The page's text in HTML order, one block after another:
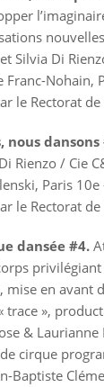
Silvia Di
Franc-Nohain,
le Rectorat de
nous dansons
Rienzo / Cie
Paris 10e
le Rectorat de
dansée #4.
mise en avant
trace »,
& Laurianne
cirque
Baptiste